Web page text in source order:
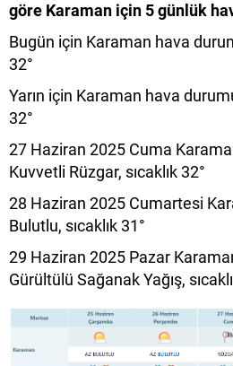
göre Karaman için 5 günlük
Bugün için Karaman hava
32°
Yarın için Karaman hava
32°
27 Haziran 2025 Cuma
Kuvvetli Rüzgar, sıcaklık 32°
28 Haziran 2025 Cumartesi
Bulutlu, sıcaklık 31°
29 Haziran 2025 Pazar
Gürültülü Sağanak Yağış,